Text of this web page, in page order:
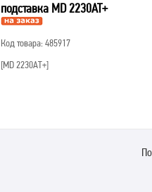
подставка MD 2230AT+
Код товара: 485917
[MD 2230AT+]